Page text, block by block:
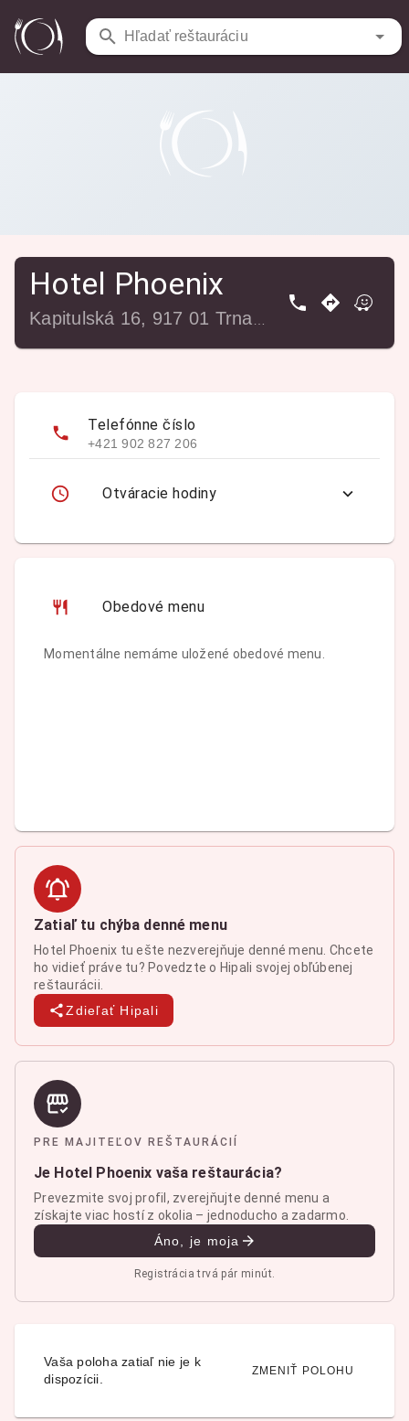
Hľadať reštauráciu
Reštaurácie / Hotel Phoenix
Hotel Phoenix
Telefónne číslo
+421 902 827 206
Otváracie hodiny
Obedové menu
Momentálne nemáme uložené obedové menu.
Zatiaľ tu chýba denné menu
Hotel Phoenix tu ešte nezverejňuje denné menu. Chcete
ho vidieť práve tu? Povedzte o Hipali svojej obľúbenej
reštaurácii.
Zdieľať Hipali
PRE MAJITEĽOV REŠTAURÁCIÍ
Je Hotel Phoenix vaša reštaurácia?
Prevezmite svoj profil, zverejňujte denné menu a
získajte viac hostí z okolia – jednoducho a zadarmo.
Áno, je moja
Registrácia trvá pár minút.
Vaša poloha zatiaľ nie je k
dispozícii.
ZMENIŤ POLOHU